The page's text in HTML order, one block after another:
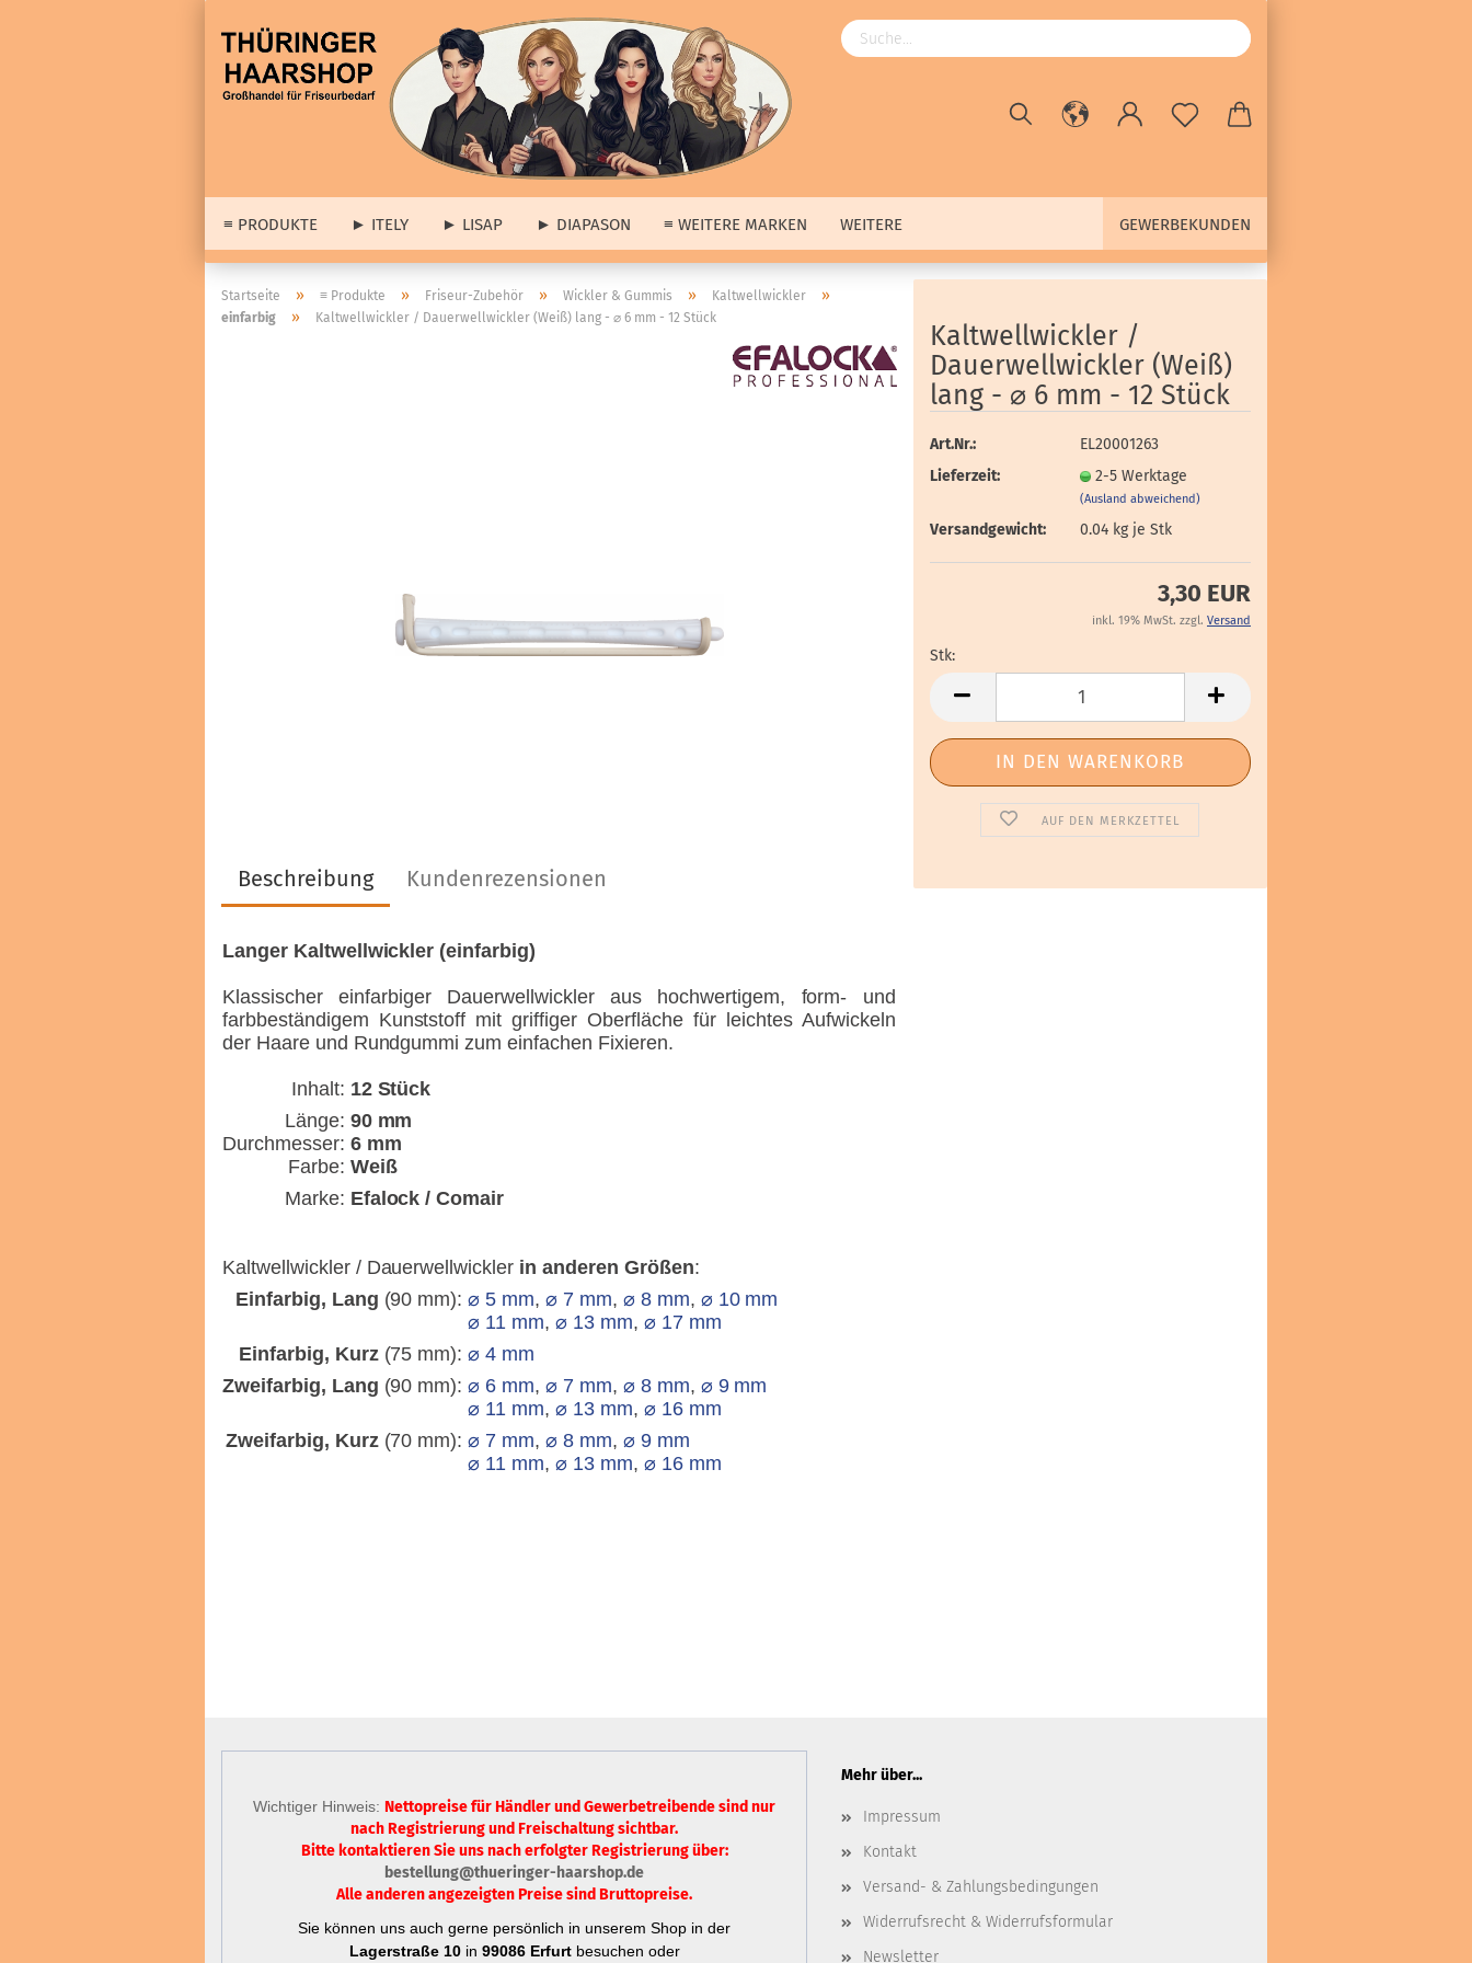
≡ PRODUKTE ► ITELY ► LISAP ► DIAPASON ≡ WEITERE MARKEN GEWERBEKUNDEN
WEITERE
► Angebote
► Angeboteanzeigen
≡ Über uns anzeigen
Unsere Produkte
Unsere Marken
Startseite » ≡ Produkte » Friseur-Zubehör » Wickler & Gummis » Kaltwellwickler »
einfarbig » Kaltwellwickler / Dauerwellwickler (Weiß) lang - ⌀ 6 mm - 12 Stück
Kaltwellwickler /
Dauerwellwickler (Weiß)
lang - ⌀ 6 mm - 12 Stück
Art.Nr.:
EL20001263
Lieferzeit:
2-5 Werktage
(Ausland abweichend)
Versandgewicht: 0.04kg je Stk
3,30 EUR
inkl. 19% MwSt. zzgl. Versand
Stk:
Stk
AUF DEN MERKZETTEL
Beschreibung Kundenrezensionen
Langer Kaltwellwickler (einfarbig)
Klassischer einfarbiger Dauerwellwickler aus hochwertigem, form- und
farbbeständigem Kunststoff mit griffiger Oberfläche für leichtes Aufwickeln
der Haare und Rundgummi zum einfachen Fixieren.
Inhalt: 12 Stück
Länge: 90 mm
Durchmesser: 6 mm
Farbe: Weiß
Marke: Efalock / Comair
Kaltwellwickler / Dauerwellwickler in anderen Größen:
Einfarbig, Lang (90 mm):⌀ 5 mm,⌀ 7 mm, ⌀ 8 mm, ⌀ 10 mm
⌀ 11 mm,⌀ 13 mm, ⌀ 17 mm
Einfarbig, Kurz(75 mm):⌀ 4 mm
Zweifarbig, Lang (90 mm):⌀ 6 mm,⌀ 7 mm, ⌀ 8 mm, ⌀ 9 mm
⌀ 11 mm,⌀ 13 mm, ⌀ 16 mm
Zweifarbig, Kurz(70 mm):⌀ 7 mm,⌀ 8 mm, ⌀ 9 mm
⌀ 11 mm,⌀ 13 mm, ⌀ 16 mm
Wichtiger Hinweis: Nettopreise für Händler und Gewerbetreibende sind nur
nach Registrierungund Freischaltung sichtbar.
Bitte kontaktieren Sie uns nach erfolgter Registrierung über:
bestellung@thueringer-haarshop.de
Alle anderen angezeigten Preise sind Bruttopreise.
Sie können uns auch gerne persönlich in unserem Shop in der
Lagerstraße 10in 99086 Erfurtbesuchen oder
Mehr über...
Impressum
Kontakt
Versand- & Zahlungsbedingungen
Widerrufsrecht & Widerrufsformular
Newsletter